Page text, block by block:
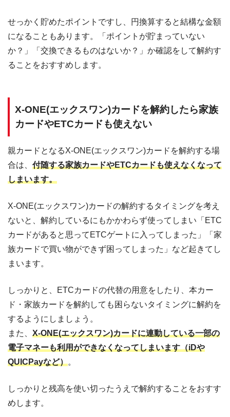
せっかく貯めたポイントですし、円換算すると結構な金額
になることもあります。「ポイントが貯まっていない
か？」「交換できるものはないか？」か確認をして解約す
ることをおすすめします。
X-ONE(エックスワン)カードを解約したら家族
カードやETCカードも使えない
親カードとなるX-ONE(エックスワン)カードを解約する場
合は、 付随する家族カードやETCカードも使えなくなって
しまいます。
X-ONE(エックスワン)カードの解約するタイミングを考え
ないと、解約しているにもかかわらず使ってしまい「ETC
カードがあると思ってETCゲートに入ってしまった」「家
族カードで買い物ができず困ってしまった」など起きてし
まいます。
しっかりと、ETCカードの代替の用意をしたり、本カー
ド・家族カードを解約しても困らないタイミングに解約を
するようにしましょう。
また、 X-ONE(エックスワン)カードに連動している一部の
電子マネーも利用ができなくなってしまいます（iDや
QUICPayなど）。
しっかりと残高を使い切ったうえで解約することをおすす
めします。